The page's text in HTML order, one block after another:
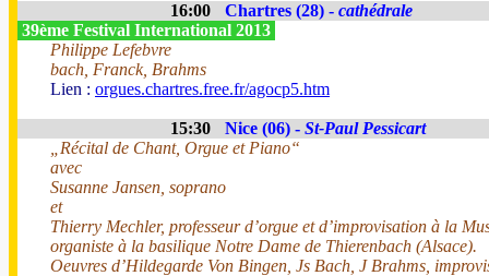
16:00 Chartres (28) - cathédrale
39ème Festival International 2013
Philippe Lefebvre
bach, Franck, Brahms
Lien : orgues.chartres.free.fr/agocp5.htm
15:30 Nice (06) - St-Paul Pessicart
„Récital de Chant, Orgue et Piano“
avec
Susanne Jansen, soprano
et
Thierry Mechler, professeur d’orgue et d’improvisation à la
organiste à la basilique Notre Dame de Thierenbach (Alsace).
Oeuvres d’Hildegarde Von Bingen, Js Bach, J Brahms,